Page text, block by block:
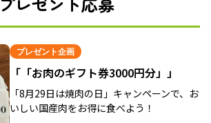
プレゼント企画
「「お肉のギフト券3000円分」」
「8月29日は焼肉の日」キャンペーンで、お
いしい国産肉をお得に食べよう！